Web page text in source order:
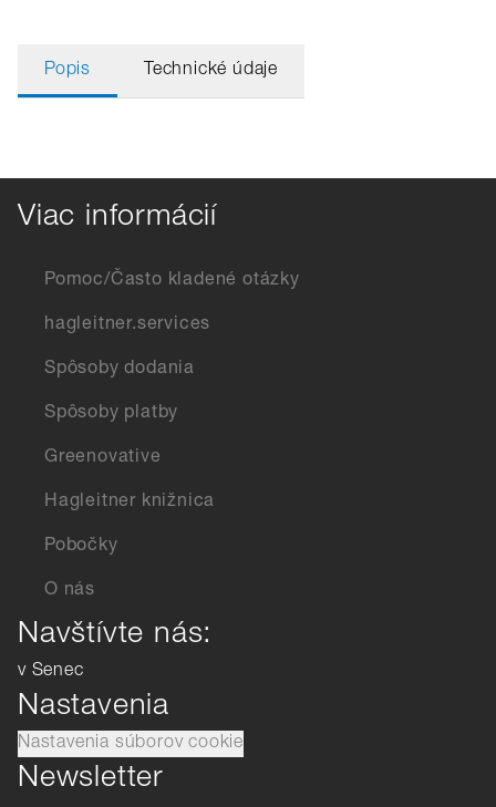
Popis Technické údaje
Viac informácií
Pomoc/Často kladené otázky
hagleitner.services
Spôsoby dodania
Spôsoby platby
Greenovative
Hagleitner knižnica
Pobočky
O nás
Navštívte nás:
v Senec
Nastavenia
Nastavenia súborov cookie
Newsletter